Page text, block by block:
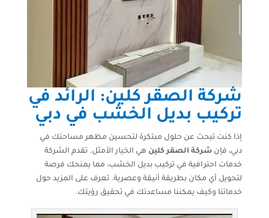
شركة الصقر كلين: الرائد في
تركيب بديل الخشب في دبي
إذا كنت تبحث عن حلول مبتكرة لتحسين مظهر مساحتك في
دبي، فإن شركة الصقر كلين هي الخيار الأمثل. تقدم الشركة
خدمات احترافية في تركيب بديل الخشب، مما يمنحك فرصة
لتحويل أي مكان بطريقة أنيقة وعصرية. تعرف على المزيد حول
خدماتنا وكيف يمكننا مساعدتك في تحقيق رؤيتك.